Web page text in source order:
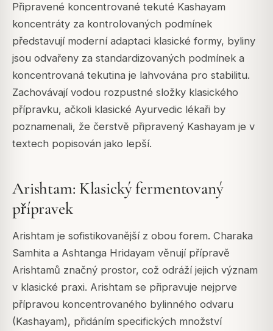
Připravené koncentrované tekuté Kashayam
koncentráty za kontrolovaných podmínek
představují moderní adaptaci klasické formy, byliny
jsou odvařeny za standardizovaných podmínek a
koncentrovaná tekutina je lahvována pro stabilitu.
Zachovávají vodou rozpustné složky klasického
přípravku, ačkoli klasické Ayurvedic lékaři by
poznamenali, že čerstvě připravený Kashayam je v
textech popisován jako lepší.
Arishtam: Klasický fermentovaný
přípravek
Arishtam je sofistikovanější z obou forem. Charaka
Samhita a Ashtanga Hridayam věnují přípravě
Arishtamů značný prostor, což odráží jejich význam
v klasické praxi. Arishtam se připravuje nejprve
přípravou koncentrovaného bylinného odvaru
(Kashayam), přidáním specifických množství